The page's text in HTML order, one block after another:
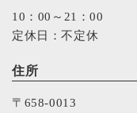
10：00～21：00
定休日：不定休
住所
〒658-0013